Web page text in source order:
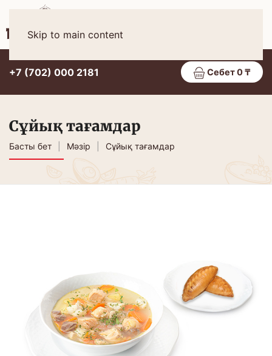
Skip to main content
+7 (702) 000 2181 Себет 0 ₸
Сұйық тағамдар
Басты бет Мәзір Сұйық тағамдар